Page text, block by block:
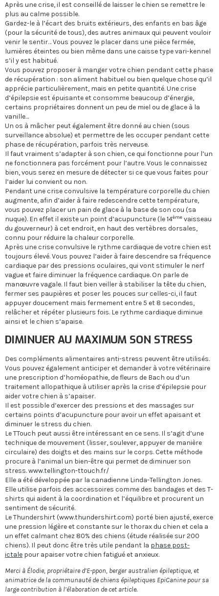
Après une crise, il est conseillé de laisser le chien se remettre le
plus au calme possible.
Gardez-le à l’écart des bruits extérieurs, des enfants en bas âge
(pour la sécurité de tous), des autres animaux qui peuvent vouloir
venir le sentir… Vous pouvez le placer dans une pièce fermée,
lumières éteintes ou bien même dans une caisse type vari-kennel
s’il y est habitué.
Vous pouvez proposer à manger votre chien pendant cette phase
de récupération : son aliment habituel ou bien quelque chose qu’il
apprécie particulièrement, mais en petite quantité. Une crise
d’épilepsie est épuisante et consomme beaucoup d’énergie,
certains propriétaires donnent un peu de miel ou de glace à la
vanille…
Un os à mâcher peut également être donné au chien (sous
surveillance absolue) et permettre de les occuper pendant cette
phase de récupération, parfois très nerveuse.
Il faut vraiment s’adapter à son chien, ce qui fonctionne pour l’un
ne fonctionnera pas forcément pour l’autre. Vous le connaissez
bien, vous serez en mesure de détecter si ce que vous faites pour
l’aider lui convient ou non.
Pendant une crise convulsive la température corporelle du chien
augmente, afin d’aider à faire redescendre cette température,
vous pouvez placer un pain de glace à la base de son cou (sa
nuque). En effet il existe un point d’acupuncture (le 14ème vaisseau
du gouverneur) à cet endroit, en haut des vertèbres dorsales,
connu pour réduire la chaleur corporelle.
Après une crise convulsive le rythme cardiaque de votre chien est
toujours élevé. Vous pouvez l’aider à faire descendre sa fréquence
cardiaque par des pressions oculaires, qui vont stimuler le nerf
vague et faire diminuer la fréquence cardiaque. On parle de
manœuvre vagale. Il faut bien veiller à stabiliser la tête du chien,
fermer ses paupières et poser les pouces sur celles-ci, il faut
appuyer doucement mais fermement entre 5 et 8 secondes,
relâcher et répéter plusieurs fois. Le rythme cardiaque diminue
ainsi et le chien s’apaise.
DIMINUER AU MAXIMUM SON STRESS
Des compléments alimentaires anti-stress peuvent être utilisés.
Vous pouvez également anticiper et demander à votre vétérinaire
une prescription d’homéopathie, de fleurs de Bach ou d’un
traitement allopathique à utiliser après la crise d’épilepsie pour
aider votre chien à s’apaiser.
Il est possible d’exercer des pressions et des massages sur
certains points d’acupuncture pour avoir un effet apaisant et
diminuer le stress du chien.
Le TTouch peut aussi être intéressant en ce sens. Il s’agit d’une
technique de mouvement (lisser, soulever, appuyer de manière
circulaire) des doigts et des mains sur le corps. Cette méthode
procure à l’animal un bien-être qui permet de diminuer son
stress.www.tellington-ttouch.fr/
Elle a été développée par la canadienne Linda-Tellington Jones.
Elle utilise parfois des accessoires comme des bandages et des T-
shirts qui aident à la coordination et l’équilibre et procurent un
sentiment de sécurité.
Le Thundershirt (www.thundershirt.com) porté bien ajusté, exerce
une pression légère et constante sur le thorax du chien et cela a
un effet calmant chez 80% des chiens (étude réalisée sur 200
chiens). Il peut donc être très utile pendant la phase post-
ictale pour apaiser votre chien fatigué et anxieux.
Merci à Élodie, propriétaire d’E-ppon, berger australien épileptique, et
animatrice de la communauté de chiens épileptiques EpiCaninepour sa
large contribution à l’élaboration de cet article.